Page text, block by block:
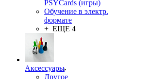
PSYCards (игры)
Обучение в электр.
формате
+ ЕЩЕ 4
Аксессуары
Другое